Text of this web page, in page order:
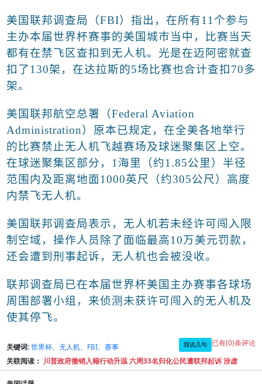
美国联邦调查局（FBI）指出，在所有11 个参与
主办本届世界杯赛事的美国城市当中，比赛当天
都有在禁飞区查扣到无人机。光是在迈阿密就查
扣了130架，在达拉斯的5场比赛也合计查扣 70多
架。
美国联邦航空总署（Federal Aviation
Administration）原本已规定，在全美各地举行
的比赛禁止无人机飞越赛场及球迷聚集区上空。
在球迷聚集区部分， 1 海里（约1.85公里）半径
范围内及距离地面1000英尺（约305公尺）高度
内禁飞无人机。
美国联邦调查局表示，无人机若未经许可闯入限
制空域，操作人员除了面临最高10万美元罚款，
还会遭到刑事起诉，无人机也会被没收。
联邦调查局已在本届世界杯美国主办赛事各球场
周围部署小组，来侦测未获许可闯入的无人机及
使其停飞。
关键词: 世界杯、无人机、FBI、赛事 我说几句 已有(0)条评论
关联阅读： 川普政府撤销入籍行动升温 六周33名归化公民遭联邦起诉 涉虚